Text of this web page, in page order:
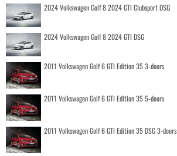
2024 Volkswagen Golf 8 2024 GTI Clubsport DSG
2024 Volkswagen Golf 8 2024 GTI DSG
2011 Volkswagen Golf 6 GTI Edition 35 3-doors
2011 Volkswagen Golf 6 GTI Edition 35 5-doors
2011 Volkswagen Golf 6 GTI Edition 35 DSG 3-doors